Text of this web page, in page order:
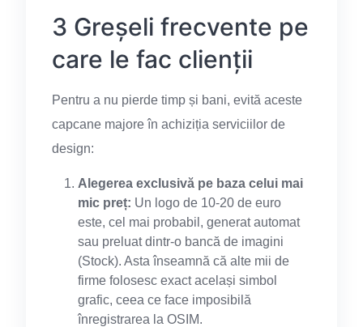
3 Greșeli frecvente pe
care le fac clienții
Pentru a nu pierde timp și bani, evită aceste
capcane majore în achiziția serviciilor de
design:
Alegerea exclusivă pe baza celui mai
mic preț: Un logo de 10-20 de euro
este, cel mai probabil, generat automat
sau preluat dintr-o bancă de imagini
(Stock). Asta înseamnă că alte mii de
firme folosesc exact același simbol
grafic, ceea ce face imposibilă
înregistrarea la OSIM.